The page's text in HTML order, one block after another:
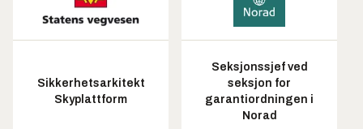
Sikkerhetsarkitekt
Skyplattform
Seksjonssjef ved
seksjon for
garantiordningen i
Norad